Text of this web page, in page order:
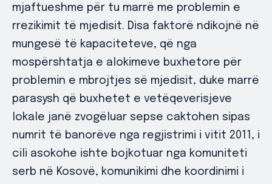
mjaftueshme për tu marrë me problemin e
rrezikimit të mjedisit. Disa faktorë ndikojnë në
mungesë të kapaciteteve, që nga
mospërshtatja e alokimeve buxhetore për
problemin e mbrojtjes së mjedisit, duke marrë
parasysh që buxhetet e vetëqeverisjeve
lokale janë zvogëluar sepse caktohen sipas
numrit të banorëve nga regjistrimi i vitit 2011, i
cili asokohe ishte bojkotuar nga komuniteti
serb në Kosovë, komunikimi dhe koordinimi i